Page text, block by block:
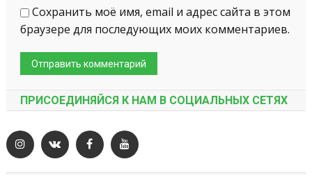
Сохранить моё имя, email и адрес сайта в этом
браузере для последующих моих комментариев.
ПРИСОЕДИНЯЙСЯ К НАМ В СОЦИАЛЬНЫХ СЕТЯХ